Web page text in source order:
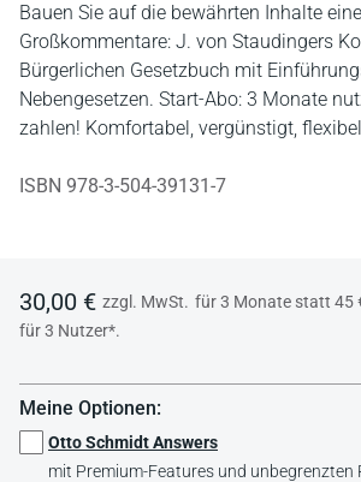
Bauen Sie auf die bewährten Inhalte
Großkommentare: J. von Staudingers
Bürgerlichen Gesetzbuch mit
Nebengesetzen. Start-Abo: 3 Monate
zahlen! Komfortabel, vergünstigt,
ISBN 978-3-504-39131-7
30,00 € zzgl. MwSt. für 3 Monate statt 45
für 3 Nutzer*.
Meine Optionen:
Otto Schmidt Answers
mit Premium-Features und unbegrenzten